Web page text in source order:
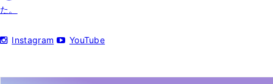
た。
Instagram YouTube